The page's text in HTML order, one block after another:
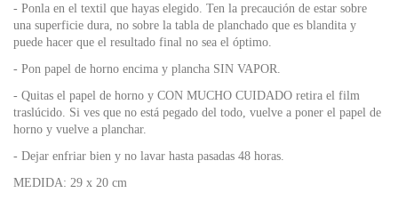
- Ponla en el textil que hayas elegido. Ten la precaución de estar sobre
una superficie dura, no sobre la tabla de planchado que es blandita y
puede hacer que el resultado final no sea el óptimo.
- Pon papel de horno encima y plancha SIN VAPOR.
- Quitas el papel de horno y CON MUCHO CUIDADO retira el film
traslúcido. Si ves que no está pegado del todo, vuelve a poner el papel de
horno y vuelve a planchar.
- Dejar enfriar bien y no lavar hasta pasadas 48 horas.
MEDIDA: 29 x 20 cm